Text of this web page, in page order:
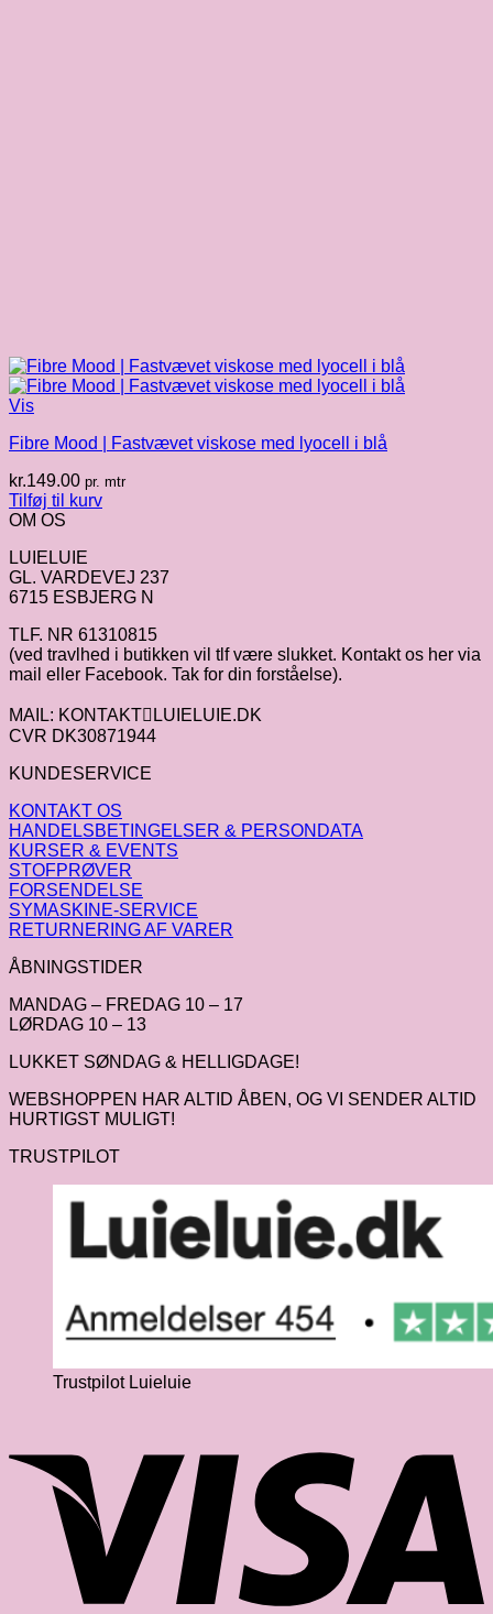
Vis
Fibre Mood | Fastvævet viskose med lyocell i blå
kr.149.00 pr. mtr
Tilføj til kurv
OM OS
LUIELUIE
GL. VARDEVEJ 237
6715 ESBJERG N
TLF. NR 61310815
(ved travlhed i butikken vil tlf være slukket. Kontakt os her via
mail eller Facebook. Tak for din forståelse).
MAIL: KONTAKTLUIELUIE.DK
CVR DK30871944
KUNDESERVICE
KONTAKT OS
HANDELSBETINGELSER & PERSONDATA
KURSER & EVENTS
STOFPRØVER
FORSENDELSE
SYMASKINE-SERVICE
RETURNERING AF VARER
ÅBNINGSTIDER
MANDAG – FREDAG 10 – 17
LØRDAG 10 – 13
LUKKET SØNDAG & HELLIGDAGE!
WEBSHOPPEN HAR ALTID ÅBEN, OG VI SENDER ALTID
HURTIGST MULIGT!
TRUSTPILOT
Trustpilot Luieluie